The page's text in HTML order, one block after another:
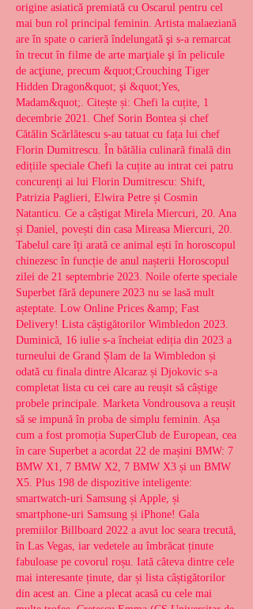
origine asiatică premiată cu Oscarul pentru cel
mai bun rol principal feminin. Artista malaeziană
are în spate o carieră îndelungată şi s-a remarcat
în trecut în filme de arte marţiale şi în pelicule
de acţiune, precum &quot;Crouching Tiger
Hidden Dragon&quot; şi &quot;Yes,
Madam&quot;. Citește și: Chefi la cuțite, 1
decembrie 2021. Chef Sorin Bontea și chef
Cătălin Scărlătescu s-au tatuat cu fața lui chef
Florin Dumitrescu. În bătălia culinară finală din
edițiile speciale Chefi la cuțite au intrat cei patru
concurenți ai lui Florin Dumitrescu: Shift,
Patrizia Paglieri, Elwira Petre și Cosmin
Natanticu. Ce a câștigat Mirela Miercuri, 20. Ana
și Daniel, povești din casa Mireasa Miercuri, 20.
Tabelul care îți arată ce animal ești în horoscopul
chinezesc în funcție de anul nașterii Horoscopul
zilei de 21 septembrie 2023. Noile oferte speciale
Superbet fără depunere 2023 nu se lasă mult
așteptate. Low Online Prices &amp; Fast
Delivery! Lista câștigătorilor Wimbledon 2023.
Duminică, 16 iulie s-a încheiat ediția din 2023 a
turneului de Grand Șlam de la Wimbledon și
odată cu finala dintre Alcaraz și Djokovic s-a
completat lista cu cei care au reușit să câștige
probele principale. Marketa Vondrousova a reușit
să se impună în proba de simplu feminin. Așa
cum a fost promoția SuperClub de European, cea
în care Superbet a acordat 22 de mașini BMW: 7
BMW X1, 7 BMW X2, 7 BMW X3 și un BMW
X5. Plus 198 de dispozitive inteligente:
smartwatch-uri Samsung și Apple, și
smartphone-uri Samsung și iPhone! Gala
premiilor Billboard 2022 a avut loc seara trecută,
în Las Vegas, iar vedetele au îmbrăcat ținute
fabuloase pe covorul roșu. Iată câteva dintre cele
mai interesante ținute, dar și lista câștigătorilor
din acest an. Cine a plecat acasă cu cele mai